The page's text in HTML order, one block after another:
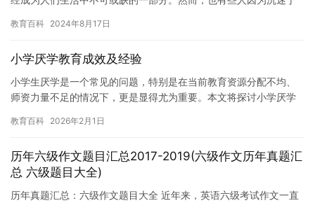
取一…
教育百科 2024年8月17日
小学厌学教育成效及经验
小学生厌学是一个常见的问题，特别是在当前教育资源分配不均、
师资力量不足的情况下，更是显得尤为重要。本文将探讨小学厌学
一问题…
教育百科 2026年2月1日
历年六级作文题目汇总2017-2019(六级作文历年真题汇
总 六级题目大全)
历年真题汇总：六级作文题目大全 近年来，英语六级考试作文一直